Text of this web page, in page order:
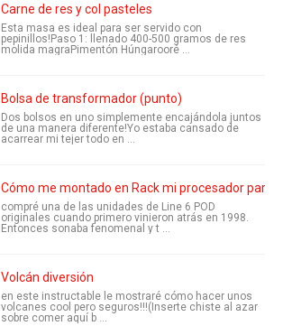
Carne de res y col pasteles
Esta masa es ideal para ser servido con
pepinillos!Paso 1: llenado 400-500 gramos de res
molida magraPimentón Húngarooré ...
Bolsa de transformador (punto)
Dos bolsos en uno simplemente encajándola juntos
de una manera diferente!Yo estaba cansado de
acarrear mi tejer todo en ...
Cómo me montado en Rack mi procesador para
compré una de las unidades de Line 6 POD
originales cuando primero vinieron atrás en 1998.
Entonces sonaba fenomenal y t ...
Volcán diversión
en este instructable le mostraré cómo hacer unos
volcanes cool pero seguros!!!(Inserte chiste al azar
sobre comer aquí b ...